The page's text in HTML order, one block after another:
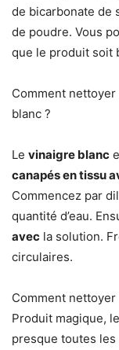
de bicarbonate de
de poudre. Vous
que le produit soit
Comment
blanc ?
Le vinaigre blanc
canapés en tissu
Commencez par
quantité d’eau.
avec la solution.
circulaires.
Comment
Produit magique, le
presque toutes